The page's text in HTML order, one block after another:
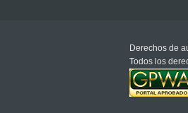
Derechos de
Todos los